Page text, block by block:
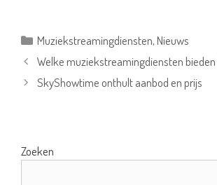
Categorieën
Muziekstreamingdiensten,Nieuws
Welke muziekstreamingdiensten bieden
SkyShowtime onthult aanbod en prijs
Zoeken